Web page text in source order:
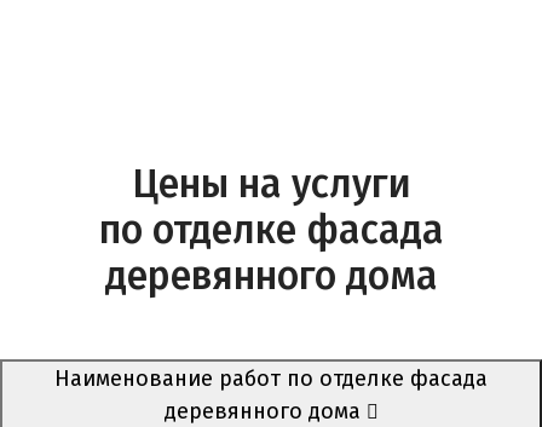
Цены на услуги
по отделке фасада
деревянного дома
Наименование работ по отделке фасада
деревянного дома